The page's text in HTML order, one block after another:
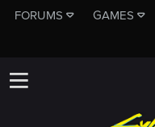
FORUMS GAMES